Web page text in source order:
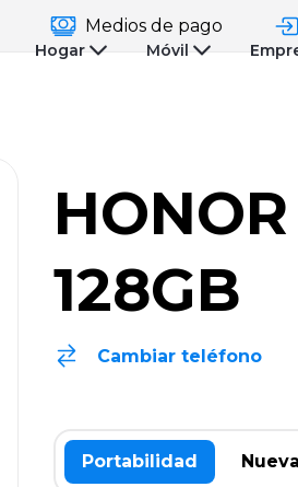
Medios de pago
Hogar Móvil
128GB
Cambiar teléfono
Portabilidad